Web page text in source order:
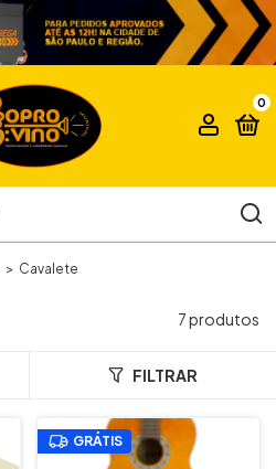
0
> Cavalete
7 produtos
FILTRAR
GRÁTIS